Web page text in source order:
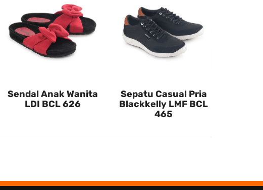
Sendal Anak Wanita
LDI BCL 626
Sepatu Casual Pria
Blackkelly LMF BCL
465